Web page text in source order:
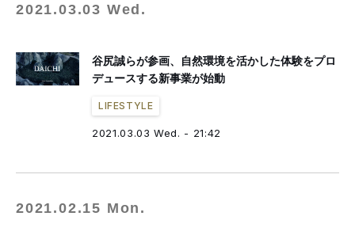
2021.03.03 Wed.
谷尻誠らが参画、自然環境を活かした体験をプロ
デュースする新事業が始動
LIFESTYLE
2021.03.03 Wed. - 21:42
2021.02.15 Mon.